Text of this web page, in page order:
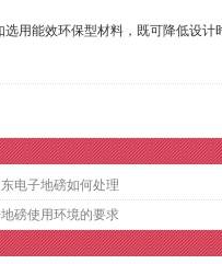
能效环保型材料，既可降低设计
电子地磅如何处理
磅使用环境的要求